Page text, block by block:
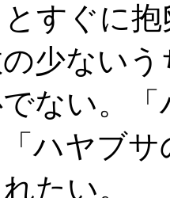
すぐに
少ない
ない。
ハヤブ
たい。